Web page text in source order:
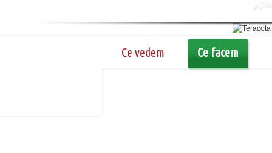
Ce vedem Ce facem